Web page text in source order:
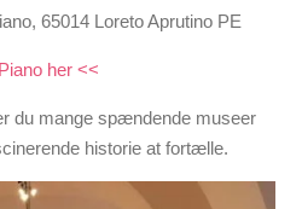
65014 Loreto Aprutino PE
her <<
du mange spændende museer
historie at fortælle.